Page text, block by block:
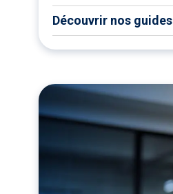
Découvrir nos guides